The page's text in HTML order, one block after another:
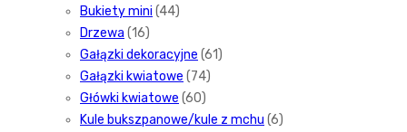
Bukiety mini (44)
Drzewa (16)
Gałązki dekoracyjne (61)
Gałązki kwiatowe (74)
Główki kwiatowe (60)
Kule bukszpanowe/kule z mchu (6)